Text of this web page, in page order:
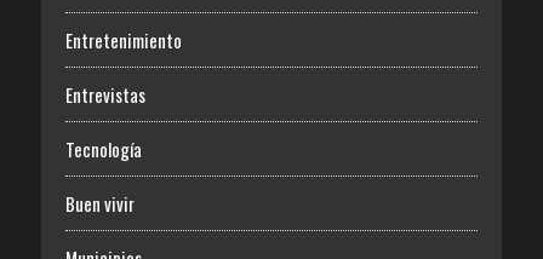
Entretenimiento
Entrevistas
Tecnología
Buen vivir